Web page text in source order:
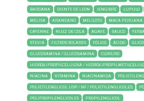
BARDANA DIENTE DE LEON JENGIBRE LUPULO
MELISA ARANDANO MELILOTO MACA PERUANA
CAYENNE NUEZ DE COLA AGAVE SAUCO
STEVIA FILTROS SOLARES FÓLICO ÁCIDO
GLUCOSAMINA / GLUCOSAMINA CLORURO
HIDROXIPROPILCELULOSA /
NIACINA VITAMINA NIACINAMIDA
POLIETILENGLICOL USP / NF / POLIETILENGLICOLES
POLIPROPILENGLICOLES PROPILENGLICOL